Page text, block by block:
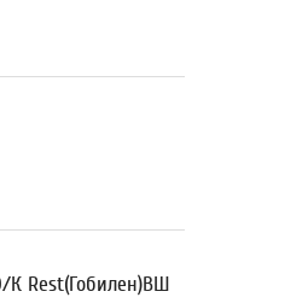
К Rest(Гобилен)ВШ